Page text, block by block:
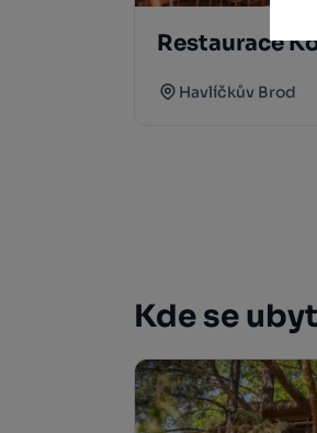
Restaurace
Havlíčkův Brod
Kde se